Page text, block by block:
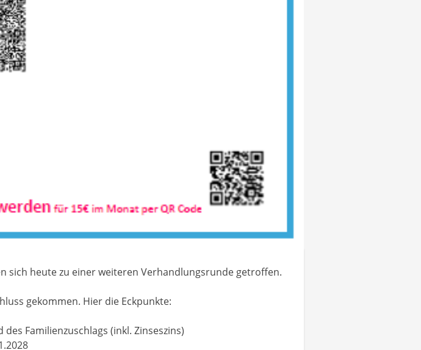
sich heute zu einer weiteren Verhandlungsrunde getroffen.
gekommen. Hier die Eckpunkte:
Familienzuschlags (inkl. Zinseszins)